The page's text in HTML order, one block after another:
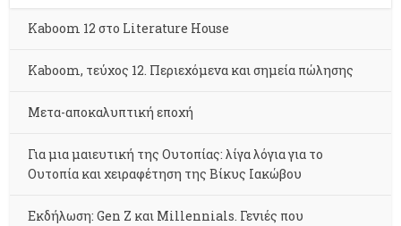
Kaboom 12 στο Literature House
Kaboom, τεύχος 12. Περιεχόμενα και σημεία πώλησης
Μετα-αποκαλυπτική εποχή
Για μια μαιευτική της Ουτοπίας: λίγα λόγια για το
Ουτοπία και χειραφέτηση της Βίκυς Ιακώβου
Εκδήλωση: Gen Z και Millennials. Γενιές που